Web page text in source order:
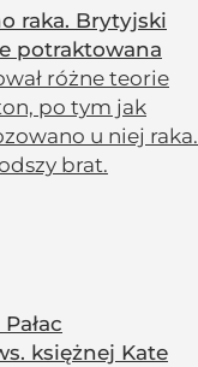
raka. Brytyjski
potraktowana
różne teorie
po tym jak
u niej raka.
brat.
księżnej Kate